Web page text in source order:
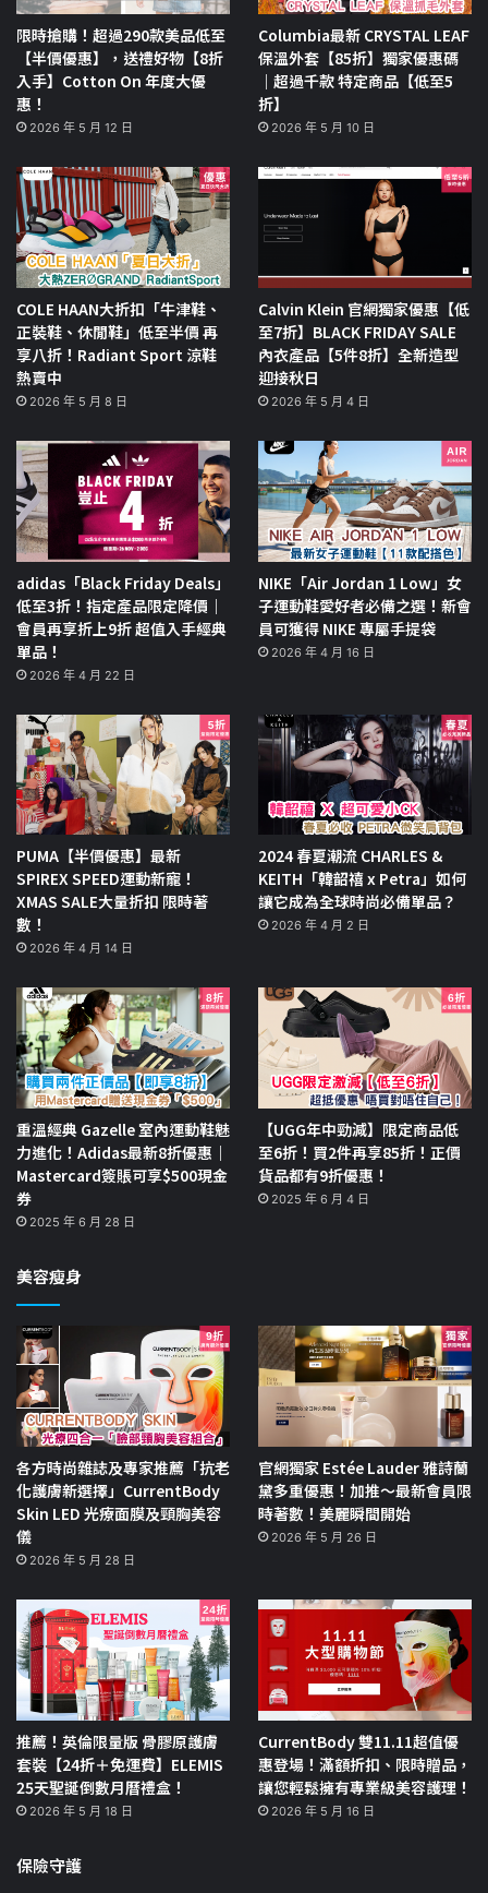
限時搶購！超過290款美品低至
【半價優惠】，送禮好物【8折
入手】Cotton On 年度大優
惠！
2026 年 5 月 12 日
Columbia最新 CRYSTAL LEAF
保溫外套【85折】獨家優惠碼
｜超過千款 特定商品【低至5
折】
2026 年 5 月 10 日
COLE HAAN大折扣「牛津鞋、
正裝鞋、休閒鞋」低至半價 再
享八折！Radiant Sport 涼鞋
熱賣中
2026 年 5 月 8 日
Calvin Klein 官網獨家優惠【低
至7折】BLACK FRIDAY SALE
內衣產品【5件8折】全新造型
迎接秋日
2026 年 5 月 4 日
adidas「Black Friday Deals」
低至3折！指定產品限定降價｜
會員再享折上9折 超值入手經典
單品！
2026 年 4 月 22 日
NIKE「Air Jordan 1 Low」女
子運動鞋愛好者必備之選！新會
員可獲得 NIKE 專屬手提袋
2026 年 4 月 16 日
PUMA【半價優惠】最新
SPIREX SPEED運動新寵！
XMAS SALE大量折扣 限時著
數！
2026 年 4 月 14 日
2024 春夏潮流 CHARLES &
KEITH「韓韶禧 x Petra」如何
讓它成為全球時尚必備單品？
2026 年 4 月 2 日
重溫經典 Gazelle 室內運動鞋魅
力進化！Adidas最新8折優惠｜
Mastercard簽賬可享$500現金
券
2025 年 6 月 28 日
【UGG年中勁減】限定商品低
至6折！買2件再享85折！正價
貨品都有9折優惠！
2025 年 6 月 4 日
美容瘦身
各方時尚雜誌及專家推薦「抗老
化護膚新選擇」CurrentBody
Skin LED 光療面膜及頸胸美容
儀
2026 年 5 月 28 日
官網獨家 Estée Lauder 雅詩蘭
黛多重優惠！加推～最新會員限
時著數！美麗瞬間開始
2026 年 5 月 26 日
推薦！英倫限量版 骨膠原護膚
套裝【24折＋免運費】ELEMIS
25天聖誕倒數月曆禮盒！
2026 年 5 月 18 日
CurrentBody 雙11.11超值優
惠登場！滿額折扣、限時贈品，
讓您輕鬆擁有專業級美容護理！
2026 年 5 月 16 日
保險守護